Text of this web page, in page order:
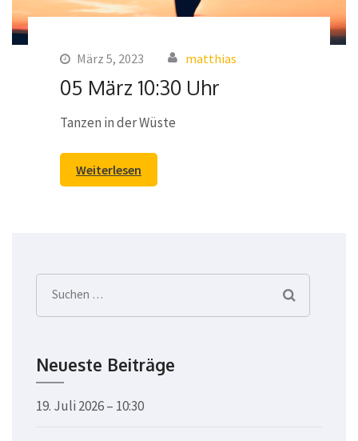
März 5, 2023 matthias
05 März 10:30 Uhr
Tanzen in der Wüste
Weiterlesen
Suchen
nach:
Neueste Beiträge
19. Juli 2026 – 10:30